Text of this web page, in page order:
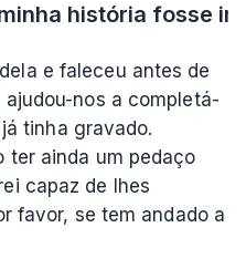
história fosse
e faleceu antes de
nos a completá-
tinha gravado.
ter ainda um pedaço
capaz de lhes
favor, se tem andado a